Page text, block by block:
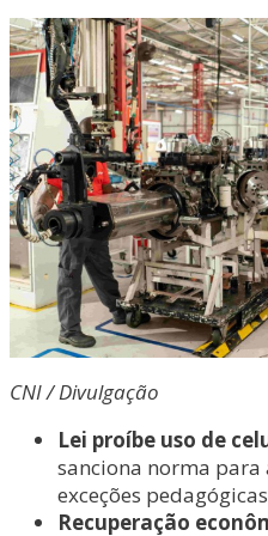
CNI / Divulgação
Lei proíbe uso de
sanciona norma para
exceções
Recuperação